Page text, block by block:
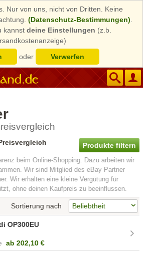
Nur von uns, nicht von Dritten. Keine
(Datenschutz-Bestimmungen)
kannst deine Einstellungen (z.b.
oder Verwerfen
Produkte filtern
beim Online-Shopping. Dazu arbeiten wir
Wir sind Mitglied des eBay Partner
Wir erhalten eine kleine Vergütung für
ohne deinen Kaufpreis zu beeinflussen.
Sortierung nach
OP300EU
ab 202,10 €